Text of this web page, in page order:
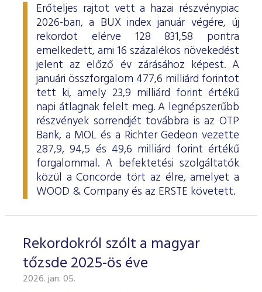
Erőteljes rajtot vett a hazai részvénypiac
2026-ban, a BUX index január végére, új
rekordot elérve 128 831,58 pontra
emelkedett, ami 16 százalékos növekedést
jelent az előző év zárásához képest. A
januári összforgalom 477,6 milliárd forintot
tett ki, amely 23,9 milliárd forint értékű
napi átlagnak felelt meg. A legnépszerűbb
részvények sorrendjét továbbra is az OTP
Bank, a MOL és a Richter Gedeon vezette
287,9, 94,5 és 49,6 milliárd forint értékű
forgalommal. A befektetési szolgáltatók
közül a Concorde tört az élre, amelyet a
WOOD & Company és az ERSTE követett.
Rekordokról szólt a magyar
tőzsde 2025-ös éve
2026. jan. 05.